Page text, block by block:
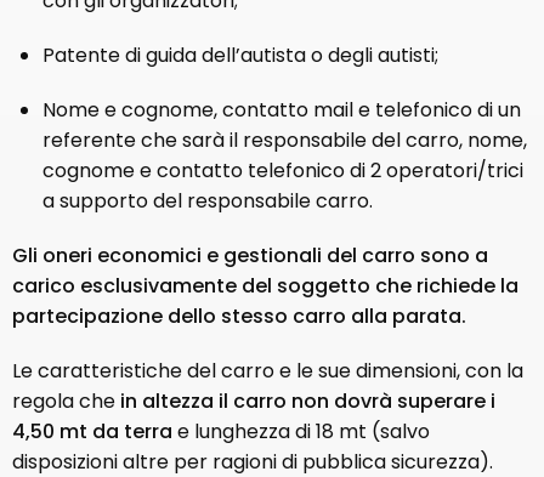
Patente di guida dell’autista o degli autisti;
Nome e cognome, contatto mail e telefonico di un
referente che sarà il responsabile del carro, nome,
cognome e contatto telefonico di 2 operatori/trici
a supporto del responsabile carro.
Gli oneri economici e gestionali del carro sono a
carico esclusivamente del soggetto che richiede la
partecipazione dello stesso carro alla parata.
Le caratteristiche del carro e le sue dimensioni, con la
regola che in altezza il carro non dovrà superare i
4,50 mt da terra e lunghezza di 18 mt (salvo
disposizioni altre per ragioni di pubblica sicurezza).